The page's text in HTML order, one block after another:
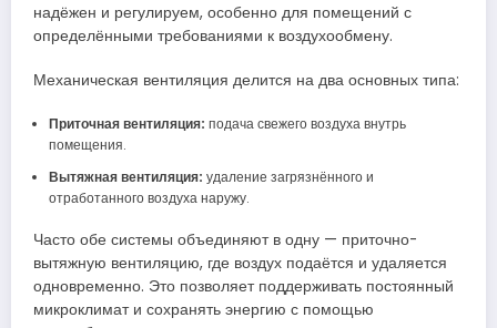
надёжен и регулируем, особенно для помещений с
определёнными требованиями к воздухообмену.
Механическая вентиляция делится на два основных типа:
Приточная вентиляция: подача свежего воздуха внутрь
помещения.
Вытяжная вентиляция: удаление загрязнённого и
отработанного воздуха наружу.
Часто обе системы объединяют в одну — приточно-
вытяжную вентиляцию, где воздух подаётся и удаляется
одновременно. Это позволяет поддерживать постоянный
микроклимат и сохранять энергию с помощью